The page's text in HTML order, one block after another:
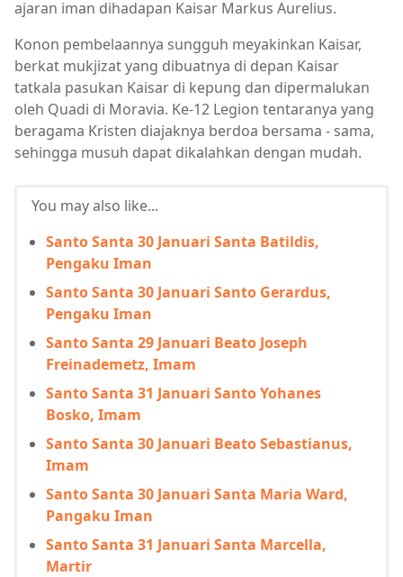
ajaran iman dihadapan Kaisar Markus Aurelius.
Konon pembelaannya sungguh meyakinkan Kaisar,
berkat mukjizat yang dibuatnya di depan Kaisar
tatkala pasukan Kaisar di kepung dan dipermalukan
oleh Quadi di Moravia. Ke-12 Legion tentaranya yang
beragama Kristen diajaknya berdoa bersama - sama,
sehingga musuh dapat dikalahkan dengan mudah.
You may also like...
Santo Santa 30 Januari Santa Batildis,
Pengaku Iman
Santo Santa 30 Januari Santo Gerardus,
Pengaku Iman
Santo Santa 29 Januari Beato Joseph
Freinademetz, Imam
Santo Santa 31 Januari Santo Yohanes
Bosko, Imam
Santo Santa 30 Januari Beato Sebastianus,
Imam
Santo Santa 30 Januari Santa Maria Ward,
Pangaku Iman
Santo Santa 31 Januari Santa Marcella,
Martir